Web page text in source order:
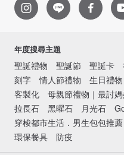
年度搜尋主題
聖誕禮物 聖誕節 聖誕卡
刻字
情人節禮物 生日禮物
客製化
母親節禮物｜最討
拉長石
黑曜石 月光石
穿梭都市生活．男生包包推薦
環保餐具
防疫